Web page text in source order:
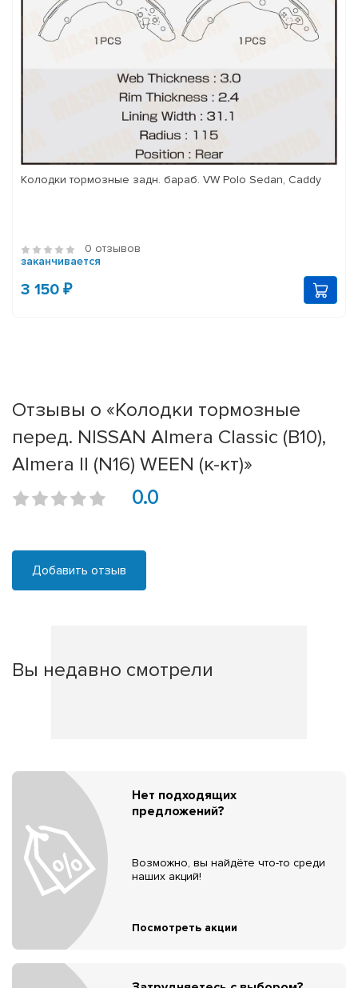
Колодки тормозные задн. бараб. VW Polo Sedan, Caddy
0 отзывов
заканчивается
3 150 ₽
Отзывы о «Колодки тормозные
перед. NISSAN Almera Classic (B10),
Almera II (N16) WEEN (к-кт)»
0.0
Добавить отзыв
Вы недавно смотрели
Нет подходящих
предложений?
Возможно, вы найдёте что-то среди
наших акций!
Посмотреть акции